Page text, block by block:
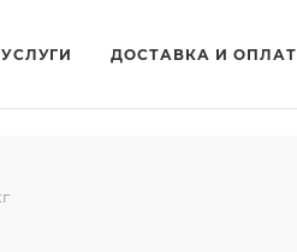
УСЛУГИ ДОСТАВКА И